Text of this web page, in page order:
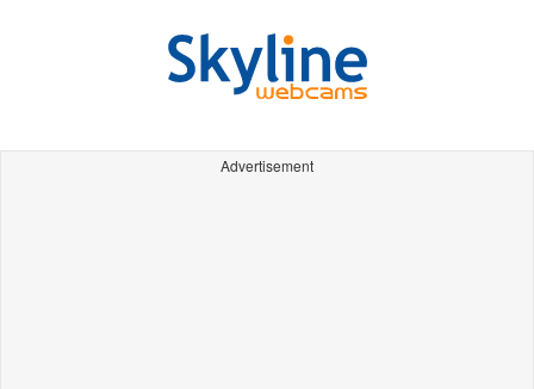
Advertisement